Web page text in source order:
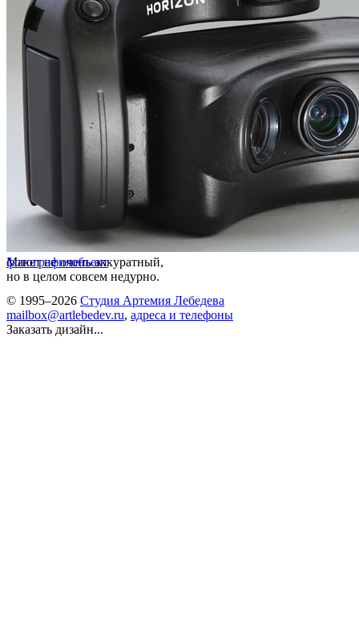
Макет не очень аккуратный,
но в целом совсем недурно.
фотографияобъект
© 1995–2026 Студия Артемия Лебедева
mailbox@artlebedev.ru, адреса и телефоны
Заказать дизайн...